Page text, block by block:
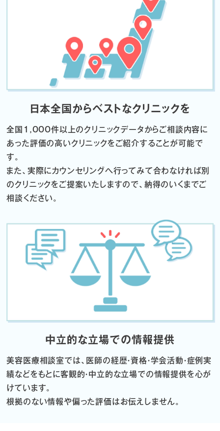
日本全国からベストなクリニックを
全国1,000件以上のクリニックデータからご相談内容に
あった評価の高いクリニックをご紹介することが可能で
す。
また、実際にカウンセリングへ行ってみて合わなければ別
のクリニックをご提案いたしますので、納得のいくまでご
相談ください。
中立的な立場での情報提供
美容医療相談室では、医師の経歴・資格・学会活動・症例実
績などをもとに客観的・中立的な立場での情報提供を心が
けています。
根拠のない情報や偏った評価はお伝えしません。